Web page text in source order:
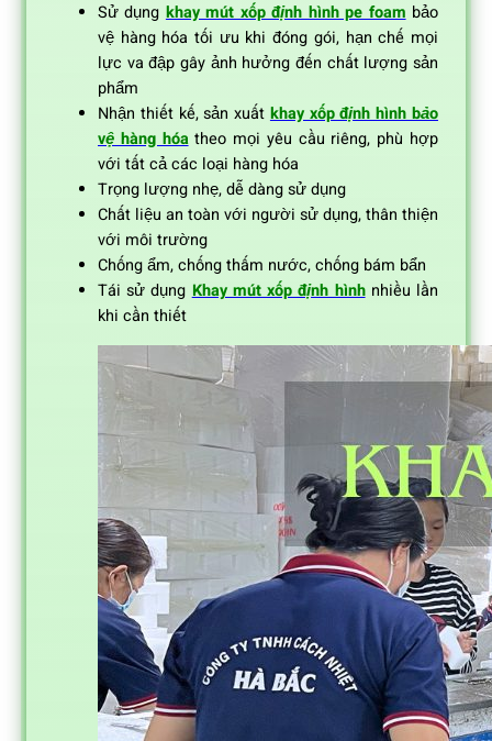
Sử dụngkhay mút xốp định hình pe foambảo
vệ hàng hóa tối ưu khi đóng gói, hạn chế mọi
lực va đập gây ảnh hưởng đến chất lượng sản
phẩm
Nhận thiết kế, sản xuấtkhay xốp định hình bảo
vệ hàng hóatheo mọi yêu cầu riêng, phù hợp
với tất cả các loại hàng hóa
Trọng lượng nhẹ, dễ dàng sử dụng
Chất liệu an toàn với người sử dụng, thân thiện
với môi trường
Chống ẩm, chống thấm nước, chống bám bẩn
Tái sử dụngKhay mút xốp định hìnhnhiều lần
khi cần thiết